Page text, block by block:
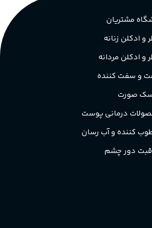
میوه‌ها و مرکبات، وانیل،
مشتریان
و ادکلن زنانه
و ادکلن مردانه
و سفت کننده
صورت
درمانی پوست
کننده و آب رسان
دور چشم